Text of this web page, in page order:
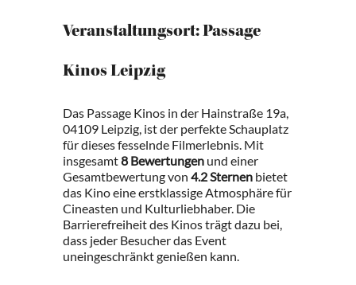
Veranstaltungsort: Passage
Kinos Leipzig
Das Passage Kinos in der Hainstraße 19a,
04109 Leipzig, ist der perfekte Schauplatz
für dieses fesselnde Filmerlebnis. Mit
insgesamt8 Bewertungen und einer
Gesamtbewertung von 4.2 Sternen bietet
das Kino eine erstklassige Atmosphäre für
Cineasten und Kulturliebhaber. Die
Barrierefreiheit des Kinos trägt dazu bei,
dass jeder Besucher das Event
uneingeschränkt genießen kann.